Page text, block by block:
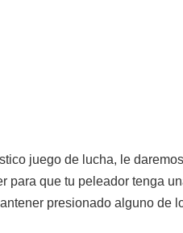
juego de lucha, le
para que tu peleador tenga
presionado alguno de